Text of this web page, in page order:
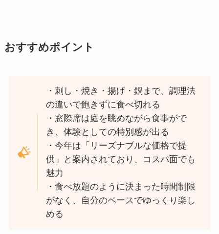
おすすめポイント
・刺し・焼き・揚げ・鍋まで、調理法
の違いで飽きずに食べ切れる
・窓際席は庭を眺めながら食事がで
き、体験としての特別感が出る
・今年は「リーズナブルな価格で提
供」と案内されており、コスパ面でも
魅力
・食べ放題のように決まった時間制限
がなく、自分のペースでゆっくり楽し
める